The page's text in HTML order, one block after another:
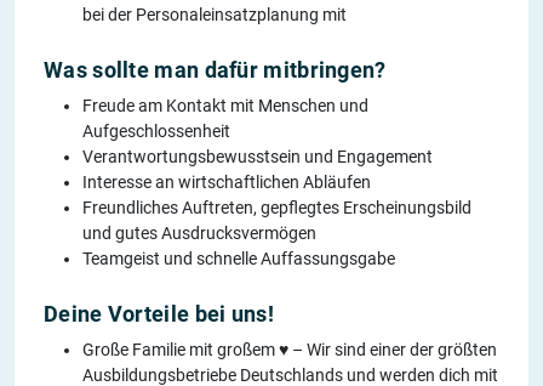
bei der Personaleinsatzplanung mit
Was sollte man dafür mitbringen?
Freude am Kontakt mit Menschen und
Aufgeschlossenheit
Verantwortungsbewusstsein und Engagement
Interesse an wirtschaftlichen Abläufen
Freundliches Auftreten, gepflegtes Erscheinungsbild
und gutes Ausdrucksvermögen
Teamgeist und schnelle Auffassungsgabe
Deine Vorteile bei uns!
Große Familie mit großem ♥ – Wir sind einer der größten
Ausbildungsbetriebe Deutschlands und werden dich mit